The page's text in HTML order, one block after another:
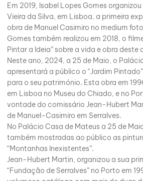
Em 2019, Isabel Lopes Gomes
Vieira da Silva, em Lisboa, a primeira
obra de Manuel Casimiro no medium
Gomes também realizou em 2018, o
Pintar a Ideia” sobre a vida e obra deste
Neste ano, 2024, a 25 de Maio, o
apresentará a público o “Jardim
para o seu património. Esta obra em
em Lisboa no Museu do Chiado, e no
vontade do comissário Jean-Hubert
de Manuel-Casimiro em Serralves.
No Palácio Casa de Mateus a 25 de
também mostradas ao público as
“Montanhas Inexistentes”.
Jean-Hubert Martin, organizou a sua
“Fundação de Serralves” no Porto em